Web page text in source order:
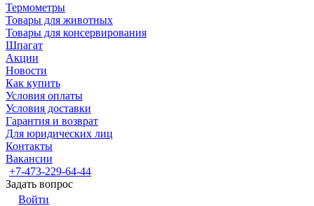
Термометры
Товары для животных
Товары для консервирования
Шпагат
Акции
Новости
Как купить
Условия оплаты
Условия доставки
Гарантия и возврат
Для юридических лиц
Контакты
Вакансии
+7-473-229-64-44
Задать вопрос
Войти